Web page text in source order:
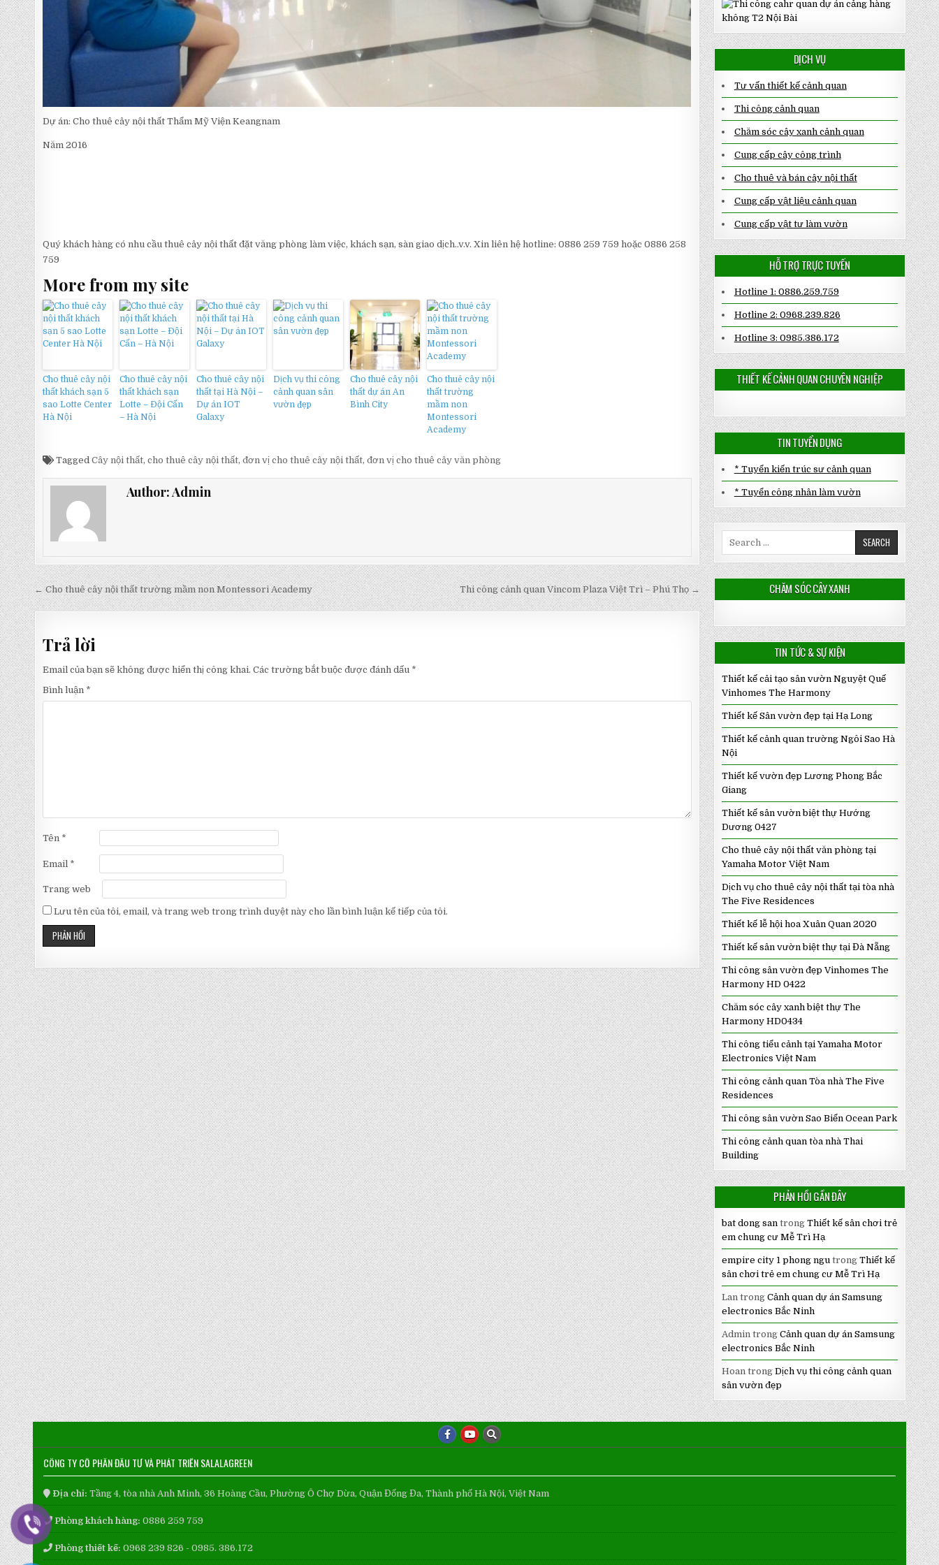
Dự án: Cho thuê cây nội thất Thẩm Mỹ Viện Keangnam
Năm 2016
Quý khách hàng có nhu cầu thuê cây nội thất đặt văng phòng làm việc, khách sạn, sàn giao dịch..v.v. Xin liên hệ hotline: 0886 259 759 hoặc 0886 258
759
More from my site
Cho thuê cây nội
thất khách sạn 5
sao Lotte Center
Hà Nội
Cho thuê cây nội
thất khách sạn
Lotte – Đội Cấn
– Hà Nội
Cho thuê cây nội
thất tại Hà Nội –
Dự án IOT
Galaxy
Dịch vụ thi công
cảnh quan sân
vườn đẹp
Cho thuê cây nội
thất dự án An
Bình City
Cho thuê cây nội
thất trường
mầm non
Montessori
Academy
TaggedCây nội thất,cho thuê cây nội thất,đơn vị cho thuê cây nội thất,đơn vị cho thuê cây văn phòng
Author:Admin
Điều
hướng
bài
viết
Thi công cảnh quan Vincom Plaza Việt Trì – Phú Thọ →
← Cho thuê cây nội thất trường mầm non Montessori Academy
Trả lời
Email của bạn sẽ không được hiển thị công khai. Các trường bắt buộc được đánh dấu *
Bình luận *
Tên *
Email *
Trang web
Lưu tên của tôi, email, và trang web trong trình duyệt này cho lần bình luận kế tiếp của tôi.
DỊCH VỤ
Tư vấn thiết kế cảnh quan
Thi công cảnh quan
Chăm sóc cây xanh cảnh quan
Cung cấp cây công trình
Cho thuê và bán cây nội thất
Cung cấp vật liệu cảnh quan
Cung cấp vật tư làm vườn
HỖ TRỢ TRỰC TUYẾN
Hotline 1: 0886.259.759
Hotline 2: 0968.239.826
Hotline 3: 0985.386.172
THIẾT KẾ CẢNH QUAN CHUYÊN NGHIỆP
TIN TUYỂN DỤNG
* Tuyển kiến trúc sư cảnh quan
* Tuyển công nhân làm vườn
CHĂM SÓC CÂY XANH
TIN TỨC & SỰ KIỆN
Thiết kế cải tạo sân vườn Nguyệt Quế
Vinhomes The Harmony
Thiết kế Sân vườn đẹp tại Hạ Long
Thiết kế cảnh quan trường Ngôi Sao Hà
Nội
Thiết kế vườn đẹp Lương Phong Bắc
Giang
Thiết kế sân vườn biệt thự Hướng
Dương 0427
Cho thuê cây nội thất văn phòng tại
Yamaha Motor Việt Nam
Dịch vụ cho thuê cây nội thất tại tòa nhà
The Five Residences
Thiết kế lễ hội hoa Xuân Quan 2020
Thiết kế sân vườn biệt thự tại Đà Nẵng
Thi công sân vườn đẹp Vinhomes The
Harmony HD 0422
Chăm sóc cây xanh biệt thự The
Harmony HD0434
Thi công tiểu cảnh tại Yamaha Motor
Electronics Việt Nam
Thi công cảnh quan Tòa nhà The Five
Residences
Thi công sân vườn Sao Biển Ocean Park
Thi công cảnh quan tòa nhà Thai
Building
PHẢN HỒI GẦN ĐÂY
bat dong santrong Thiết kế sân chơi trẻ
em chung cư Mễ Trì Hạ
empire city 1 phong ngutrong Thiết kế
sân chơi trẻ em chung cư Mễ Trì Hạ
Lantrong Cảnh quan dự án Samsung
electronics Bắc Ninh
Admintrong Cảnh quan dự án Samsung
electronics Bắc Ninh
Hoantrong Dịch vụ thi công cảnh quan
sân vườn đẹp
CÔNG TY CỔ PHẦN ĐẦU TƯ VÀ PHÁT TRIỂN SALALAGREEN
Địa chỉ: Tầng 4, tòa nhà Anh Minh, 36 Hoàng Cầu, Phường Ô Chợ Dừa, Quận Đống Đa, Thành phố Hà Nội, Việt Nam
Phòng khách hàng: 0886 259 759
Phòng thiết kế: 0968 239 826 - 0985. 386.172